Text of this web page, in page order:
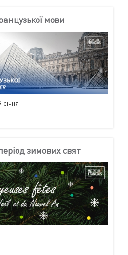
мови
січня
зимових свят